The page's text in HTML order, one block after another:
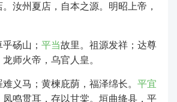
汝州夏店，自本之源。明昭上帝，
砀山； 平当故里。祖源发祥；达尊
师火帝，乌官人皇。
义马；黄楝庇荫，福泽绵长。 平宜
凤鸣贯耳，存以甘棠。垣曲绛县，平